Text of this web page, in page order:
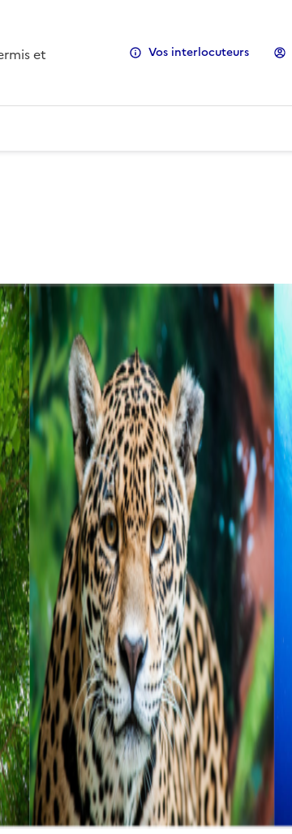
et
Vos interlocuteurs